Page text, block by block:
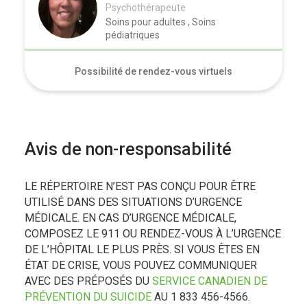
Psychothérapeute
Soins pour adultes , Soins
pédiatriques
Possibilité de rendez-vous virtuels
Avis de non-responsabilité
LE RÉPERTOIRE N’EST PAS CONÇU POUR ÊTRE
UTILISÉ DANS DES SITUATIONS D’URGENCE
MÉDICALE. EN CAS D’URGENCE MÉDICALE,
COMPOSEZ LE 911 OU RENDEZ-VOUS À L’URGENCE
DE L’HÔPITAL LE PLUS PRÈS. SI VOUS ÊTES EN
ÉTAT DE CRISE, VOUS POUVEZ COMMUNIQUER
AVEC DES PRÉPOSÉS DU SERVICE CANADIEN DE
PRÉVENTION DU SUICIDE AU 1 833 456-4566.